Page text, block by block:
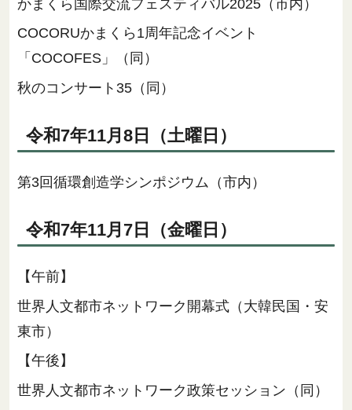
かまくら国際交流フェスティバル2025（市内）
COCORUかまくら1周年記念イベント
「COCOFES」（同）
秋のコンサート35（同）
令和7年11月8日（土曜日）
第3回循環創造学シンポジウム（市内）
令和7年11月7日（金曜日）
【午前】
世界人文都市ネットワーク開幕式（大韓民国・安
東市）
【午後】
世界人文都市ネットワーク政策セッション（同）